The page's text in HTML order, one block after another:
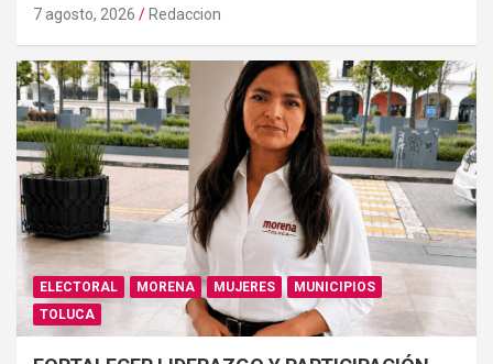
7 agosto, 2026 Redaccion
ELECTORAL MORENA MUJERES
MUNICIPIOS
TOLUCA